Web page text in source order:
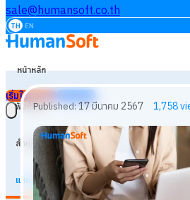
sale@humansoft.co.th
TH EN
หน้าหลัก
ฟังก์ชัน
สำหรับธุรกิจ
แหล่งเรียนรู้
เริ่มใช้งานฟรี